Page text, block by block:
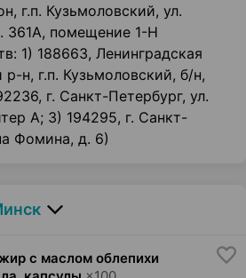
г.п. Кузьмоловский, ул.
361А, помещение 1-Н
1) 188663, Ленинградская
н, г.п. Кузьмоловский, б/н,
г. Санкт-Петербург, ул.
А; 3) 194295, г. Санкт-
Фомина, д. 6)
с маслом облепихи